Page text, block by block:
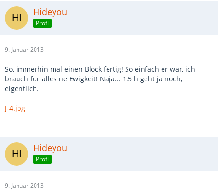
Hideyou
Profi
9. Januar 2013
So, immerhin mal einen Block fertig! So einfach er war, ich
brauch für alles ne Ewigkeit! Naja... 1,5 h geht ja noch,
eigentlich.
J-4.jpg
Hideyou
Profi
9. Januar 2013